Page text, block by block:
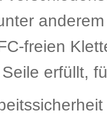
freien
erfüllt,